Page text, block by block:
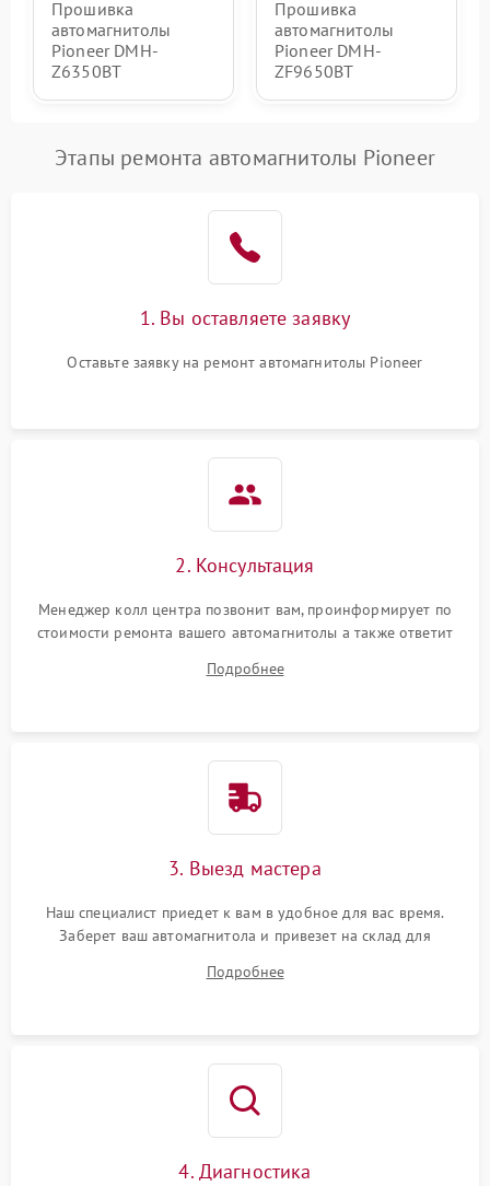
Прошивка
автомагнитолы
Pioneer DMH-
Z6350BT
Прошивка
автомагнитолы
Pioneer DMH-
ZF9650BT
Этапы ремонта автомагнитолы Pioneer
1. Вы оставляете заявку
Оставьте заявку на ремонт автомагнитолы Pioneer
2. Консультация
Менеджер колл центра позвонит вам, проинформирует по
стоимости ремонта вашего автомагнитолы а также ответит
Подробнее
3. Выезд мастера
Наш специалист приедет к вам в удобное для вас время.
Заберет ваш автомагнитола и привезет на склад для
Подробнее
4. Диагностика